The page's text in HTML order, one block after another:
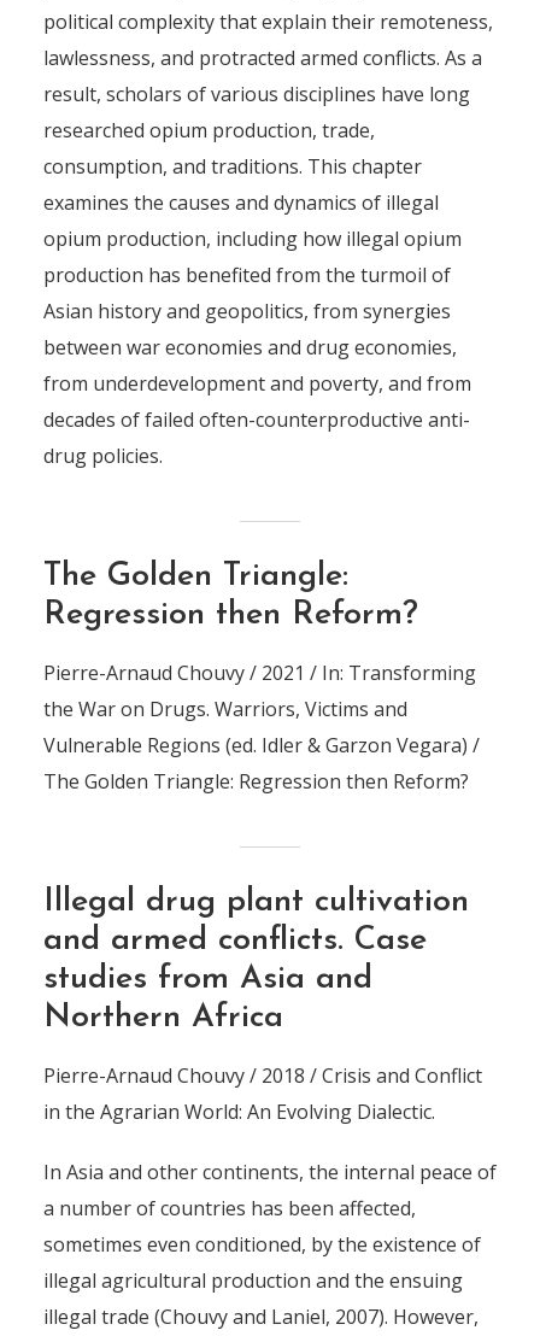
political complexity that explain their remoteness,
lawlessness, and protracted armed conflicts. As a
result, scholars of various disciplines have long
researched opium production, trade,
consumption, and traditions. This chapter
examines the causes and dynamics of illegal
opium production, including how illegal opium
production has benefited from the turmoil of
Asian history and geopolitics, from synergies
between war economies and drug economies,
from underdevelopment and poverty, and from
decades of failed often-counterproductive anti-
drug policies.
The Golden Triangle:
Regression then Reform?
Pierre-Arnaud Chouvy / 2021 / In: Transforming
the War on Drugs. Warriors, Victims and
Vulnerable Regions (ed. Idler & Garzon Vegara) /
The Golden Triangle: Regression then Reform?
Illegal drug plant cultivation
and armed conflicts. Case
studies from Asia and
Northern Africa
Pierre-Arnaud Chouvy / 2018 / Crisis and Conflict
in the Agrarian World: An Evolving Dialectic.
In Asia and other continents, the internal peace of
a number of countries has been affected,
sometimes even conditioned, by the existence of
illegal agricultural production and the ensuing
illegal trade (Chouvy and Laniel, 2007). However,